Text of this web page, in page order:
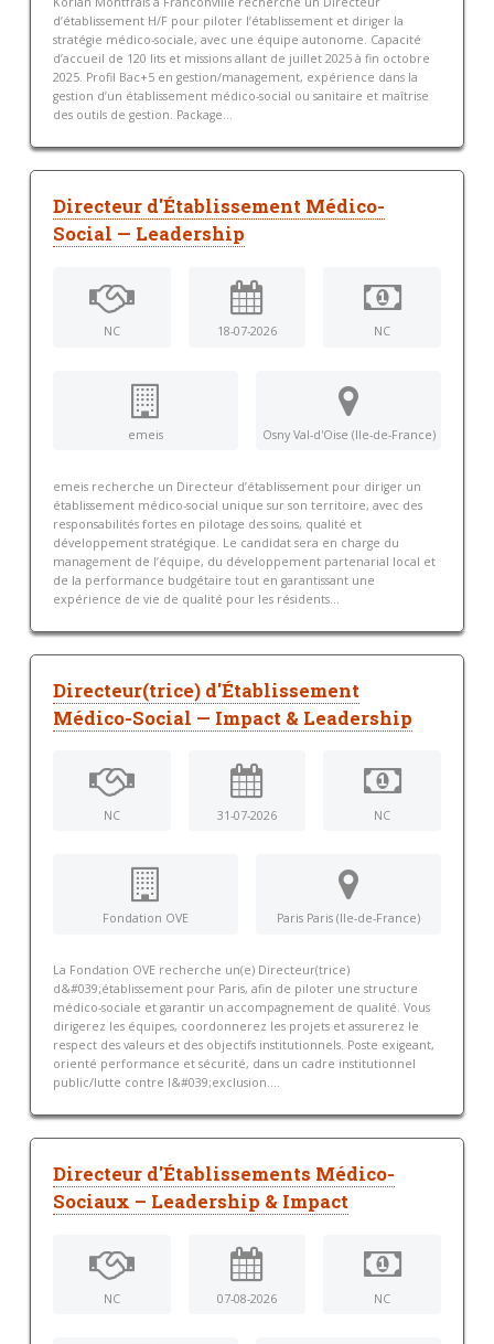
d’établissement H/F pour piloter l’établissement et diriger la
stratégie médico-sociale, avec une équipe autonome. Capacité
d’accueil de 120 lits et missions allant de juillet 2025 à fin octobre
2025. Profil Bac+5 en gestion/management, expérience dans la
gestion d’un établissement médico-social ou sanitaire et maîtrise
des outils de gestion. Package...
Directeur d'Établissement Médico-
Social — Leadership
NC 18-07-2026 NC
emeis Osny Val-d'Oise (Ile-de-France)
emeis recherche un Directeur d’établissement pour diriger un
établissement médico-social unique sur son territoire, avec des
responsabilités fortes en pilotage des soins, qualité et
développement stratégique. Le candidat sera en charge du
management de l’équipe, du développement partenarial local et
de la performance budgétaire tout en garantissant une
expérience de vie de qualité pour les résidents...
Directeur(trice) d'Établissement
Médico-Social — Impact & Leadership
NC 31-07-2026 NC
Fondation OVE Paris Paris (Ile-de-France)
La Fondation OVE recherche un(e) Directeur(trice)
d&#039;établissement pour Paris, afin de piloter une structure
médico-sociale et garantir un accompagnement de qualité. Vous
dirigerez les équipes, coordonnerez les projets et assurerez le
respect des valeurs et des objectifs institutionnels. Poste exigeant,
orienté performance et sécurité, dans un cadre institutionnel
public/lutte contre l&#039;exclusion....
Directeur d'Établissements Médico-
Sociaux – Leadership & Impact
NC 07-08-2026 NC